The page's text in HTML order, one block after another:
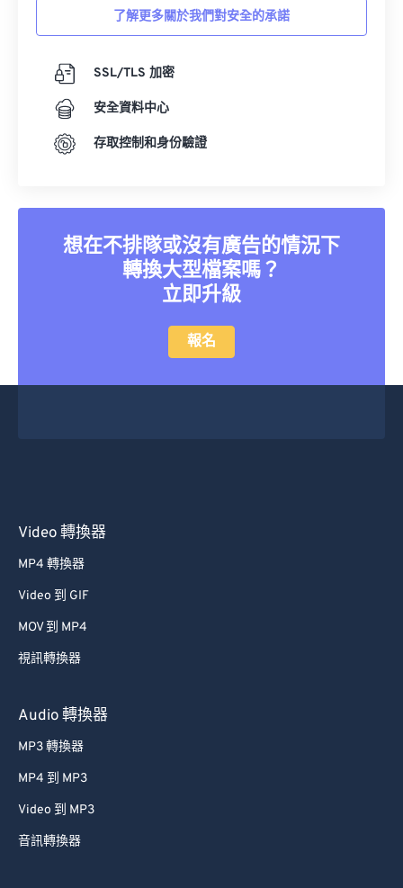
了解更多關於我們對安全的承諾
SSL/TLS 加密
安全資料中心
存取控制和身份驗證
想在不排隊或沒有廣告的情況下
轉換大型檔案嗎？
立即升級
報名
Video 轉換器
MP4 轉換器
Video 到 GIF
MOV 到 MP4
視訊轉換器
Audio 轉換器
MP3 轉換器
MP4 到 MP3
Video 到 MP3
音訊轉換器